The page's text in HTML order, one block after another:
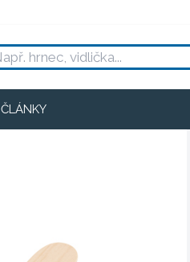
ČLÁNKY